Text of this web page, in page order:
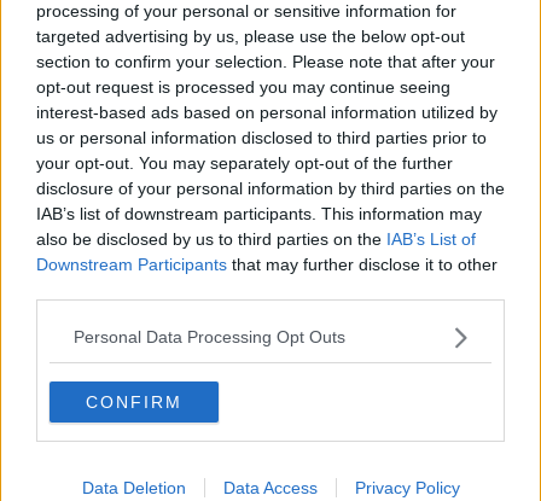
processing of your personal or sensitive information for
targeted advertising by us, please use the below opt-out
section to confirm your selection. Please note that after your
opt-out request is processed you may continue seeing
interest-based ads based on personal information utilized by
us or personal information disclosed to third parties prior to
your opt-out. You may separately opt-out of the further
disclosure of your personal information by third parties on the
IAB’s list of downstream participants. This information may
also be disclosed by us to third parties on the IAB’s List of
Downstream Participants that may further disclose it to other
Personal Data Processing Opt Outs
CONFIRM
Data Deletion Data Access Privacy Policy
costituzione del nuovo consiglio direttivo”.
Antonio Boncompagni:“l'assemblea ha approvato il bilancio con
233 mila euro di utile, bilancio incentrato sulla stabilizzazione dei
ricavi e sul risparmio dei costi di produzione. Abbiamo proceduto a
realizzare tutti gli investimenti programmati. Per l’impianto è
essenziale l’aumento della qualità della raccolta differenziata della
frazione organica. Ci muoveremo in tale direzione anche con
controlli puntuali. L'impianto di San Zeno, quindi, è ancora più
di indifferenziata, negli ultimi quattro anni questa è
diminuita a
75mila”.
Ha poi aggiunto il sindaco Ghinelli: “non è più all’ordine del giorno il
raddoppio dell'inceneritore: questo sia perché tale soluzione ha
incontrato l’opposizione del Comune di Arezzo sia in virtù della
nuova normativa regionale”.